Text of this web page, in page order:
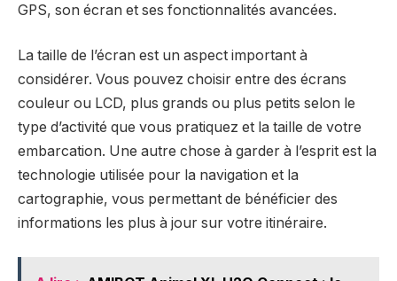
GPS, son écran et ses fonctionnalités avancées.
La taille de l’écran est un aspect important à
considérer. Vous pouvez choisir entre des écrans
couleur ou LCD, plus grands ou plus petits selon le
type d’activité que vous pratiquez et la taille de votre
embarcation. Une autre chose à garder à l’esprit est la
technologie utilisée pour la navigation et la
cartographie, vous permettant de bénéficier des
informations les plus à jour sur votre itinéraire.